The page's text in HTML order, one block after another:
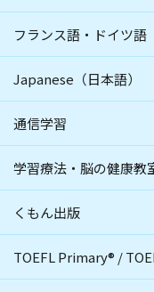
フランス語・ドイツ語
Japanese（日本語）
通信学習
学習療法・脳の健康教
くもん出版
TOEFL Primary® /